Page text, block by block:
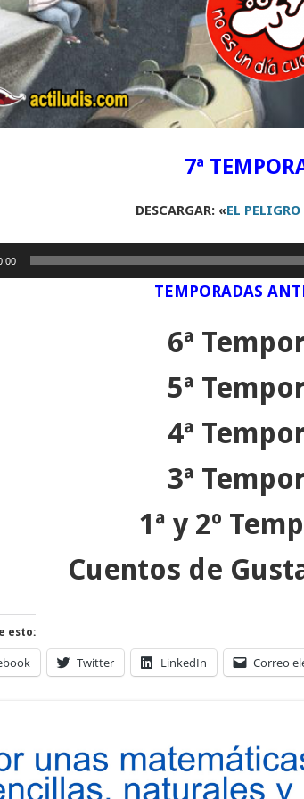
7ª
DESCARGAR: «EL
TEMPORADAS
6ª
5ª
4ª
3ª
1ª y 2º
Cuentos de
esto:
Twitter LinkedIn Correo